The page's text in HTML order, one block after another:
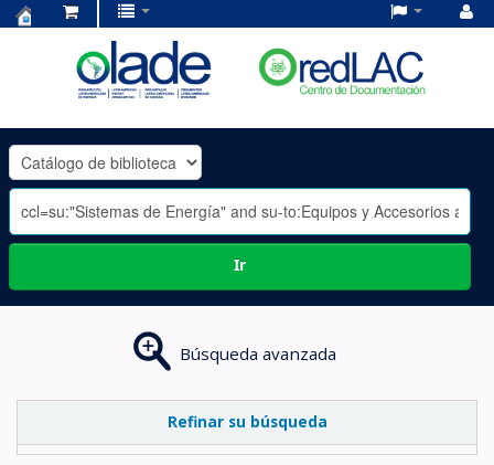
OLADE
-
Ir
Búsqueda avanzada
Refinar su búsqueda